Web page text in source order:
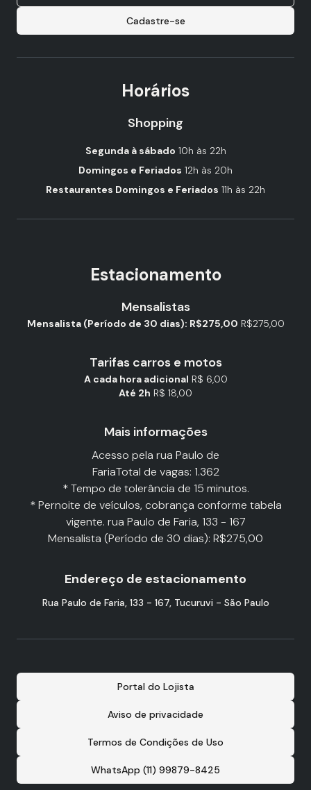
Cadastre-se
Horários
Shopping
Segunda à sábado 10h às 22h
Domingos e Feriados 12h às 20h
Restaurantes Domingos e Feriados 11h às 22h
Estacionamento
Mensalistas
Mensalista (Período de 30 dias): R$275,00 R$275,00
Tarifas carros e motos
A cada hora adicional R$ 6,00
Até 2h R$ 18,00
Mais informações
Acesso pela rua Paulo de
FariaTotal de vagas: 1.362
* Tempo de tolerância de 15 minutos.
* Pernoite de veículos, cobrança conforme tabela
vigente. rua Paulo de Faria, 133 - 167
Mensalista (Período de 30 dias): R$275,00
Endereço de estacionamento
Rua Paulo de Faria, 133 - 167, Tucuruvi - São Paulo
Portal do Lojista
Aviso de privacidade
Termos de Condições de Uso
WhatsApp (11) 99879-8425